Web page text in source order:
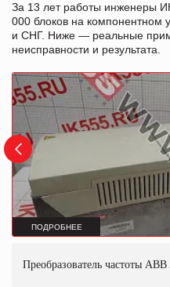
За 13 лет работы инженеры
000 блоков на компонентном
и СНГ. Ниже — реальные
неисправности и результата.
ПОДРОБНЕЕ
Преобразователь частоты